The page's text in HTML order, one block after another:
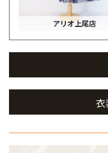
アリオ上尾店
衣